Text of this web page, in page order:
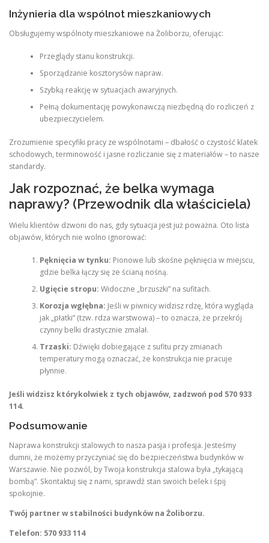
Inżynieria dla wspólnot mieszkaniowych
Obsługujemy wspólnoty mieszkaniowe na Żoliborzu, oferując:
Przeglądy stanu konstrukcji.
Sporządzanie kosztorysów napraw.
Szybką reakcję w sytuacjach awaryjnych.
Pełną dokumentację powykonawczą niezbędną do rozliczeń z
ubezpieczycielem.
Zrozumienie specyfiki pracy ze wspólnotami – dbałość o czystość klatek
schodowych, terminowość i jasne rozliczanie się z materiałów – to nasze
standardy.
Jak rozpoznać, że belka wymaga
naprawy? (Przewodnik dla właściciela)
Wielu klientów dzwoni do nas, gdy sytuacja jest już poważna. Oto lista
objawów, których nie wolno ignorować:
Pęknięcia w tynku: Pionowe lub skośne pęknięcia w miejscu,
gdzie belka łączy się ze ścianą nośną.
Ugięcie stropu: Widoczne „brzuszki” na sufitach.
Korozja wgłębna: Jeśli w piwnicy widzisz rdzę, która wygląda
jak „płatki” (tzw. rdza warstwowa) – to oznacza, że przekrój
czynny belki drastycznie zmalał.
Trzaski: Dźwięki dobiegające z sufitu przy zmianach
temperatury mogą oznaczać, że konstrukcja nie pracuje
płynnie.
Jeśli widzisz którykolwiek z tych objawów, zadzwoń pod 570 933
114.
Podsumowanie
Naprawa konstrukcji stalowych to nasza pasja i profesja. Jesteśmy
dumni, że możemy przyczyniać się do bezpieczeństwa budynków w
Warszawie. Nie pozwól, by Twoja konstrukcja stalowa była „tykającą
bombą”. Skontaktuj się z nami, sprawdź stan swoich belek i śpij
spokojnie.
Twój partner w stabilności budynków na Żoliborzu.
Telefon: 570 933 114